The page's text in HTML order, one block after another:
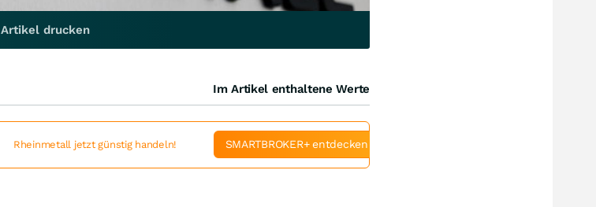
Artikel drucken
Im Artikel enthaltene Werte
Rheinmetall jetzt günstig handeln! SMARTBROKER+ entdecken